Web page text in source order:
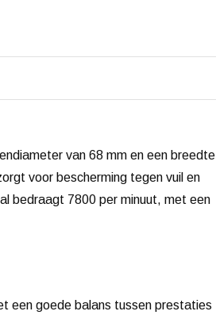
van 68 mm en een breedte
voor bescherming tegen vuil en
bedraagt 7800 per minuut, met een
een goede balans tussen prestaties